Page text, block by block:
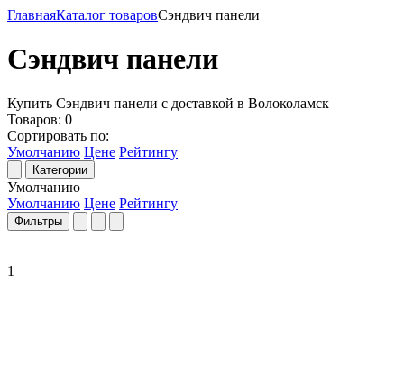
ГлавнаяКаталог товаровСэндвич панели
Сэндвич панели
Купить Сэндвич панели с доставкой в Волоколамск
Товаров: 0
Сортировать по:
Умолчанию Цене Рейтингу
Категории
Умолчанию
Умолчанию Цене Рейтингу
Фильтры
1